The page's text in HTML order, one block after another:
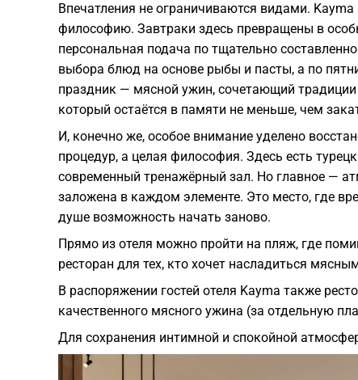
Впечатления не ограничиваются видами.
философию. Завтраки здесь превращены в
персональная подача по тщательно
выбора блюд на основе рыбы и пасты, а по
праздник — мясной ужин, сочетающий
который остаётся в памяти не меньше, чем
И, конечно же, особое внимание уделено
процедур, а целая философия. Здесь есть
современный тренажёрный зал. Но главное —
заложена в каждом элементе. Это место, где
душе возможность начать заново.
Прямо из отеля можно пройти на пляж, где
ресторан для тех, кто хочет насладиться
В распоряжении гостей отеля Kayma также
качественного мясного ужина (за отдельную
Для сохранения интимной и спокойной